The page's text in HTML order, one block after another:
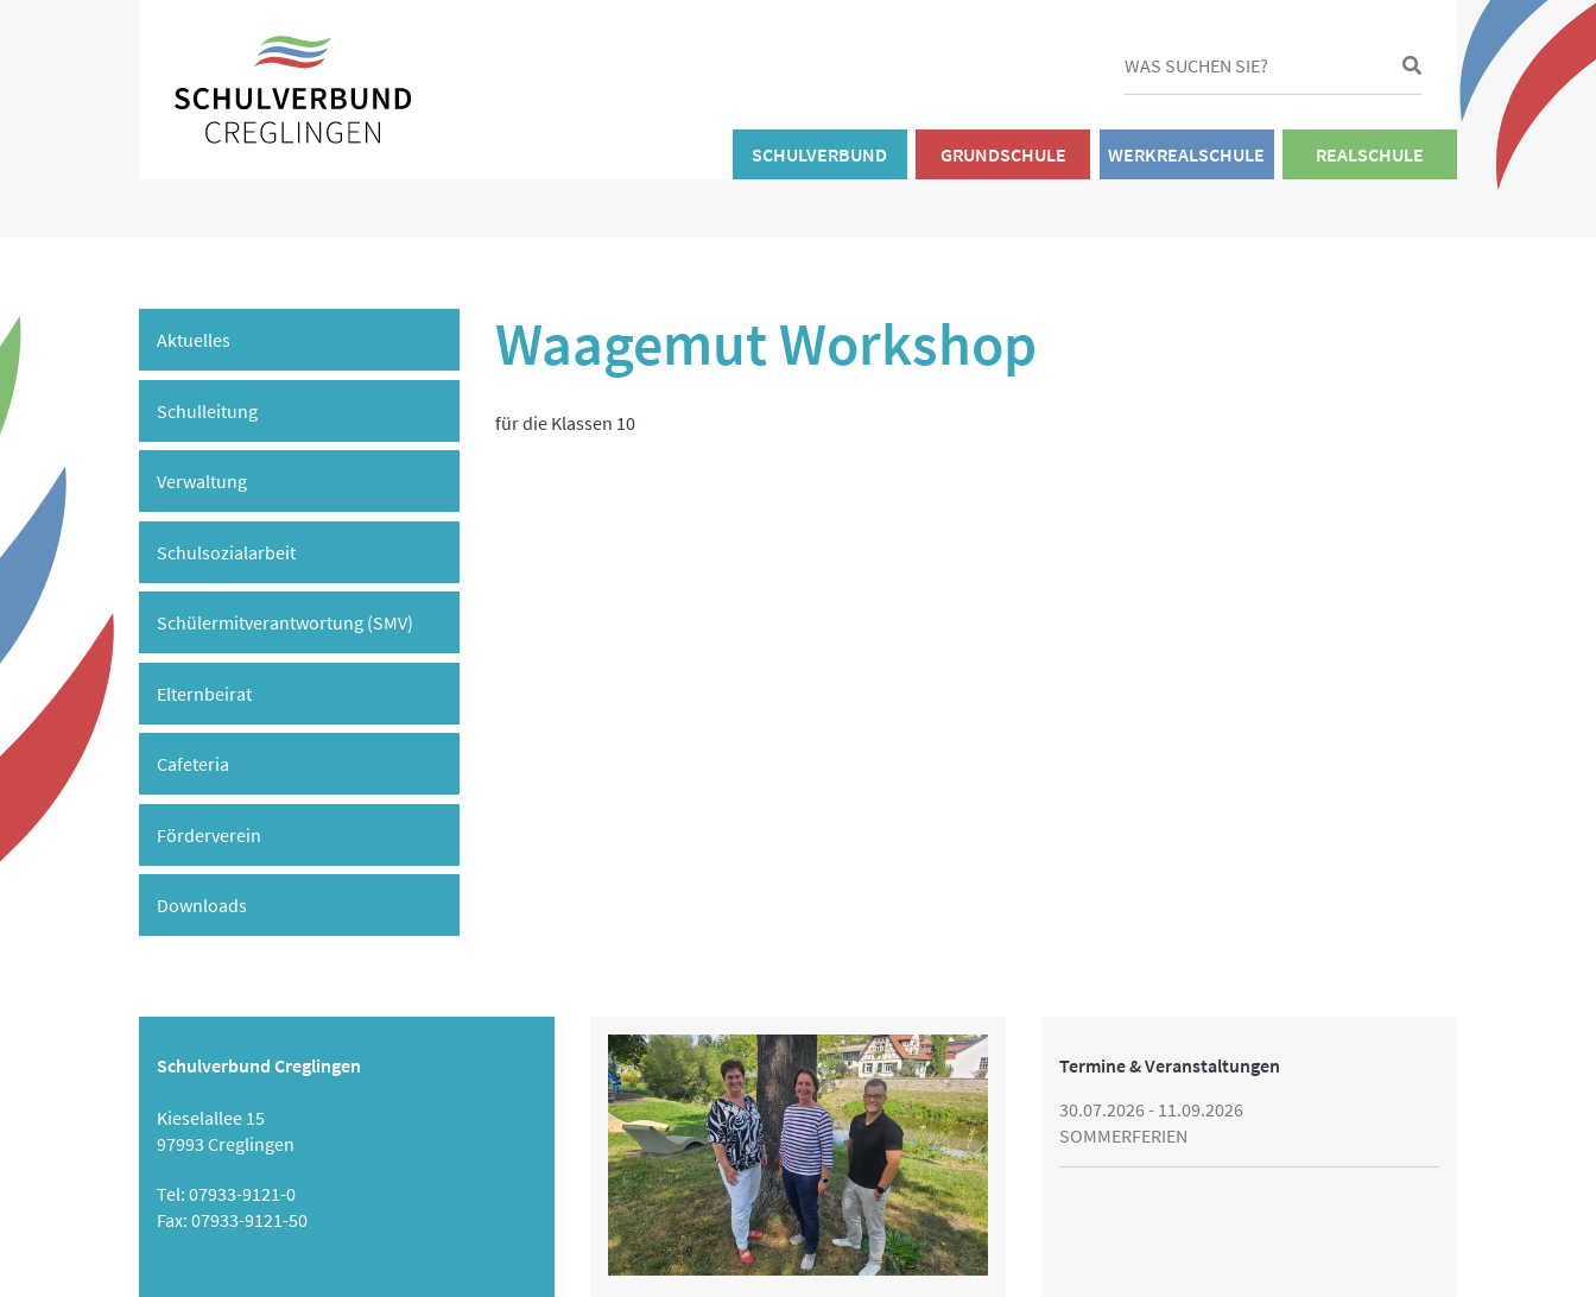
SCHULVERBUND GRUNDSCHULE WERKREALSCHULE REALSCHULE
Aktuelles
Schulleitung
Verwaltung
Schulsozialarbeit
Schülermitverantwortung (SMV)
Elternbeirat
Cafeteria
Förderverein
Downloads
Waagemut Workshop
für die Klassen 10
Schulverbund Creglingen
Kieselallee 15
97993 Creglingen
Tel: 07933-9121-0
Fax: 07933-9121-50
Termine & Veranstaltungen
30.07.2026 - 11.09.2026
SOMMERFERIEN